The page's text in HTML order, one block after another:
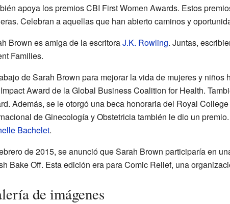
apoya los premios CBI First Women Awards. Estos
Celebran a aquellas que han abierto caminos y
Brown es amiga de la escritoraJ.K. Rowling. Juntas,
Families.
de Sarah Brown para mejorar la vida de mujeres y
Award de la Global Business Coalition for Health.
Además, se le otorgó una beca honoraria del Royal
de Ginecología y Obstetricia también le dio un
Bachelet.
de 2015, se anunció que Sarah Brown participaría en
Bake Off. Esta edición era para Comic Relief, una
de imágenes